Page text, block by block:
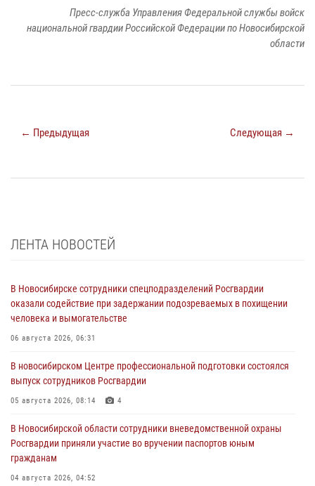
Пресс-служба Управления Федеральной службы войск
национальной гвардии Российской Федерации по Новосибирской
области
← Предыдущая Следующая →
ЛЕНТА НОВОСТЕЙ
В Новосибирске сотрудники спецподразделений Росгвардии
оказали содействие при задержании подозреваемых в похищении
человека и вымогательстве
06 августа 2026, 06:31
В новосибирском Центре профессиональной подготовки состоялся
выпуск сотрудников Росгвардии
05 августа 2026, 08:14 4
В Новосибирской области сотрудники вневедомственной охраны
Росгвардии приняли участие во вручении паспортов юным
гражданам
04 августа 2026, 04:52